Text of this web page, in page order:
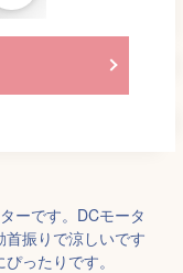
ーです。DCモータ
振りで涼しいです
ったりです。